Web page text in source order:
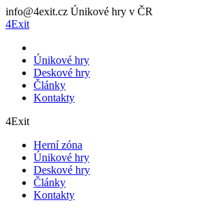
info@4exit.cz Únikové hry v ČR
4Exit
Únikové hry
Deskové hry
Články
Kontakty
4Exit
Herní zóna
Únikové hry
Deskové hry
Články
Kontakty